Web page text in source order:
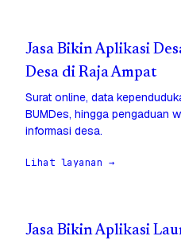
Jasa Bikin Aplikasi
Desa di Raja Ampat
Surat online, data
BUMDes, hingga pengaduan
informasi desa.
Lihat layanan →
Jasa Bikin Aplikasi